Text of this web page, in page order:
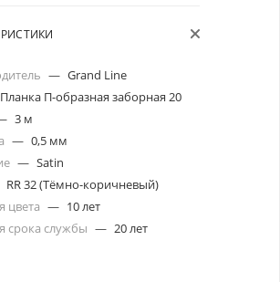
— Grand Line
Планка П-образная заборная 20
3 м
— 0,5 мм
— Satin
RR 32 (Тёмно-коричневый)
цвета — 10 лет
срока службы — 20 лет